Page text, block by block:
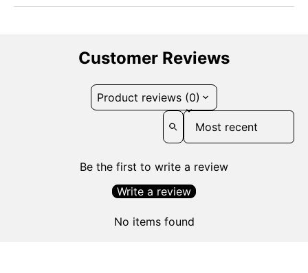
Customer Reviews
Product reviews (0)
Sort reviews by
Be the first to write a review
Write a review
No items found